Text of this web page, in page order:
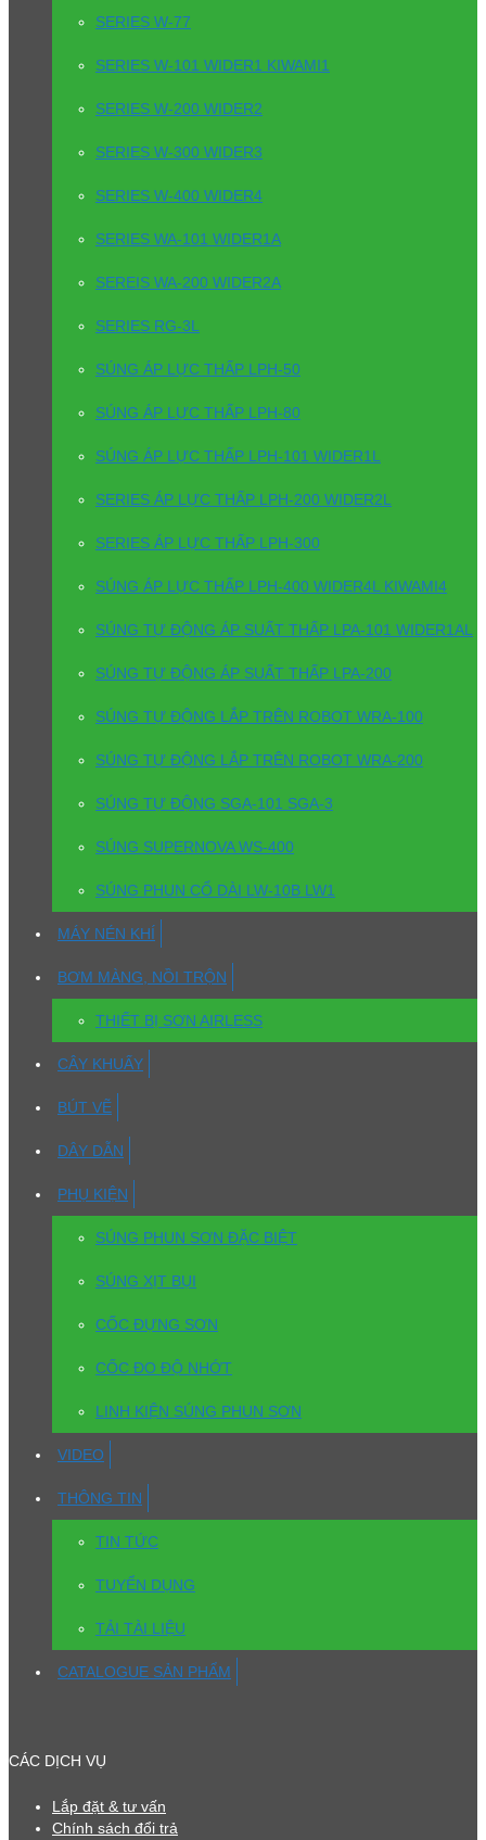
SERIES W-77
SERIES W-101 WIDER1 KIWAMI1
SERIES W-200 WIDER2
SERIES W-300 WIDER3
SERIES W-400 WIDER4
SERIES WA-101 WIDER1A
SEREIS WA-200 WIDER2A
SERIES RG-3L
SÚNG ÁP LỰC THẤP LPH-50
SÚNG ÁP LỰC THẤP LPH-80
SÚNG ÁP LỰC THẤP LPH-101 WIDER1L
SERIES ÁP LỰC THẤP LPH-200 WIDER2L
SERIES ÁP LỰC THẤP LPH-300
SÚNG ÁP LỰC THẤP LPH-400 WIDER4L KIWAMI4
SÚNG TỰ ĐỘNG ÁP SUẤT THẤP LPA-101 WIDER1AL
SÚNG TỰ ĐỘNG ÁP SUẤT THẤP LPA-200
SÚNG TỰ ĐỘNG LẮP TRÊN ROBOT WRA-100
SÚNG TỰ ĐỘNG LẮP TRÊN ROBOT WRA-200
SÚNG TỰ ĐỘNG SGA-101 SGA-3
SÚNG SUPERNOVA WS-400
SÚNG PHUN CỔ DÀI LW-10B LW1
MÁY NÉN KHÍ
BƠM MÀNG, NỒI TRỘN
THIẾT BỊ SƠN AIRLESS
CÂY KHUẤY
BÚT VẼ
DÂY DẪN
PHỤ KIỆN
SÚNG PHUN SƠN ĐẶC BIỆT
SÚNG XỊT BỤI
CỐC ĐỰNG SƠN
CỐC ĐO ĐỘ NHỚT
LINH KIỆN SÚNG PHUN SƠN
VIDEO
THÔNG TIN
TIN TỨC
TUYỂN DỤNG
TẢI TÀI LIỆU
CATALOGUE SẢN PHẨM
CÁC DỊCH VỤ
Lắp đặt & tư vấn
Chính sách đổi trả